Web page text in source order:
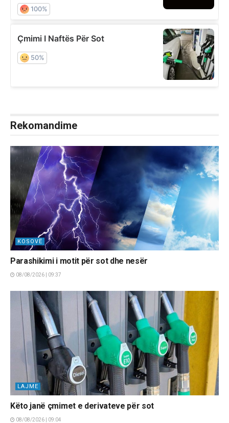
Rekomandime
KOSOVË
Parashikimi i motit për sot dhe nesër
08/08/2026 | 09:37
LAJME
Këto janë çmimet e derivateve për sot
08/08/2026 | 09:04